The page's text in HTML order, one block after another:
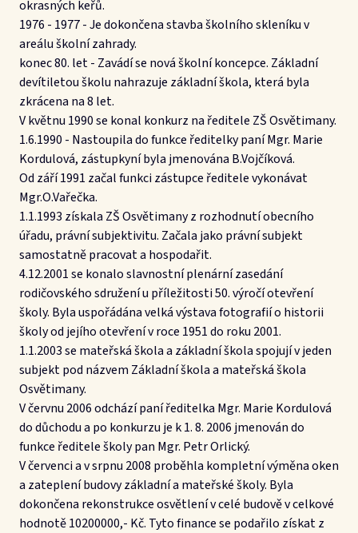
okrasných keřů.
1976 - 1977 - Je dokončena stavba školního skleníku v
areálu školní zahrady.
konec 80. let - Zavádí se nová školní koncepce. Základní
devítiletou školu nahrazuje základní škola, která byla
zkrácena na 8 let.
V květnu 1990 se konal konkurz na ředitele ZŠ Osvětimany.
1.6.1990 - Nastoupila do funkce ředitelky paní Mgr. Marie
Kordulová, zástupkyní byla jmenována B.Vojčíková.
Od září 1991 začal funkci zástupce ředitele vykonávat
Mgr.O.Vařečka.
1.1.1993 získala ZŠ Osvětimany z rozhodnutí obecního
úřadu, právní subjektivitu. Začala jako právní subjekt
samostatně pracovat a hospodařit.
4.12.2001 se konalo slavnostní plenární zasedání
rodičovského sdružení u příležitosti 50. výročí otevření
školy. Byla uspořádána velká výstava fotografií o historii
školy od jejího otevření v roce 1951 do roku 2001.
1.1.2003 se mateřská škola a základní škola spojují v jeden
subjekt pod názvem Základní škola a mateřská škola
Osvětimany.
V červnu 2006 odchází paní ředitelka Mgr. Marie Kordulová
do důchodu a po konkurzu je k 1. 8. 2006 jmenován do
funkce ředitele školy pan Mgr. Petr Orlický.
V červenci a v srpnu 2008 proběhla kompletní výměna oken
a zateplení budovy základní a mateřské školy. Byla
dokončena rekonstrukce osvětlení v celé budově v celkové
hodnotě 10200000,- Kč. Tyto finance se podařilo získat z